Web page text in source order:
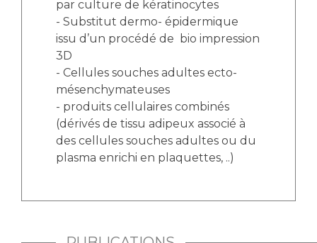
par culture de kératinocytes
- Substitut dermo- épidermique
issu d’un procédé de bio impression
3D
- Cellules souches adultes ecto-
mésenchymateuses
- produits cellulaires combinés
(dérivés de tissu adipeux associé à
des cellules souches adultes ou du
plasma enrichi en plaquettes, ..)